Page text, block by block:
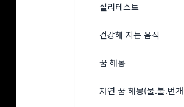
실리테스트
건강해 지는 음식
꿈 해몽
자연 꿈 해몽(물.불.번